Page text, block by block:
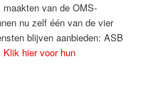
van de OMS-
nu zelf één van de vier
blijven aanbieden: ASB
Klik hier voor hun